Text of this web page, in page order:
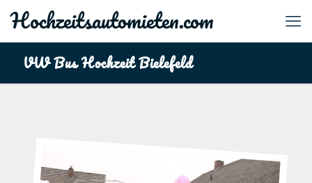
Hochzeitsautomieten.com
VW Bus Hochzeit Bielefeld